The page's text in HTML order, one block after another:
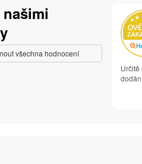
všechna hodnocení
Určitě